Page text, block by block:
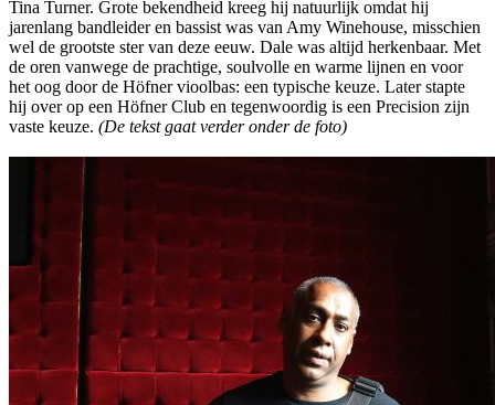
Tina Turner. Grote bekendheid kreeg hij natuurlijk omdat hij
jarenlang bandleider en bassist was van Amy Winehouse, misschien
wel de grootste ster van deze eeuw. Dale was altijd herkenbaar. Met
de oren vanwege de prachtige, soulvolle en warme lijnen en voor
het oog door de Höfner vioolbas: een typische keuze. Later stapte
hij over op een Höfner Club en tegenwoordig is een Precision zijn
vaste keuze. (De tekst gaat verder onder de foto)